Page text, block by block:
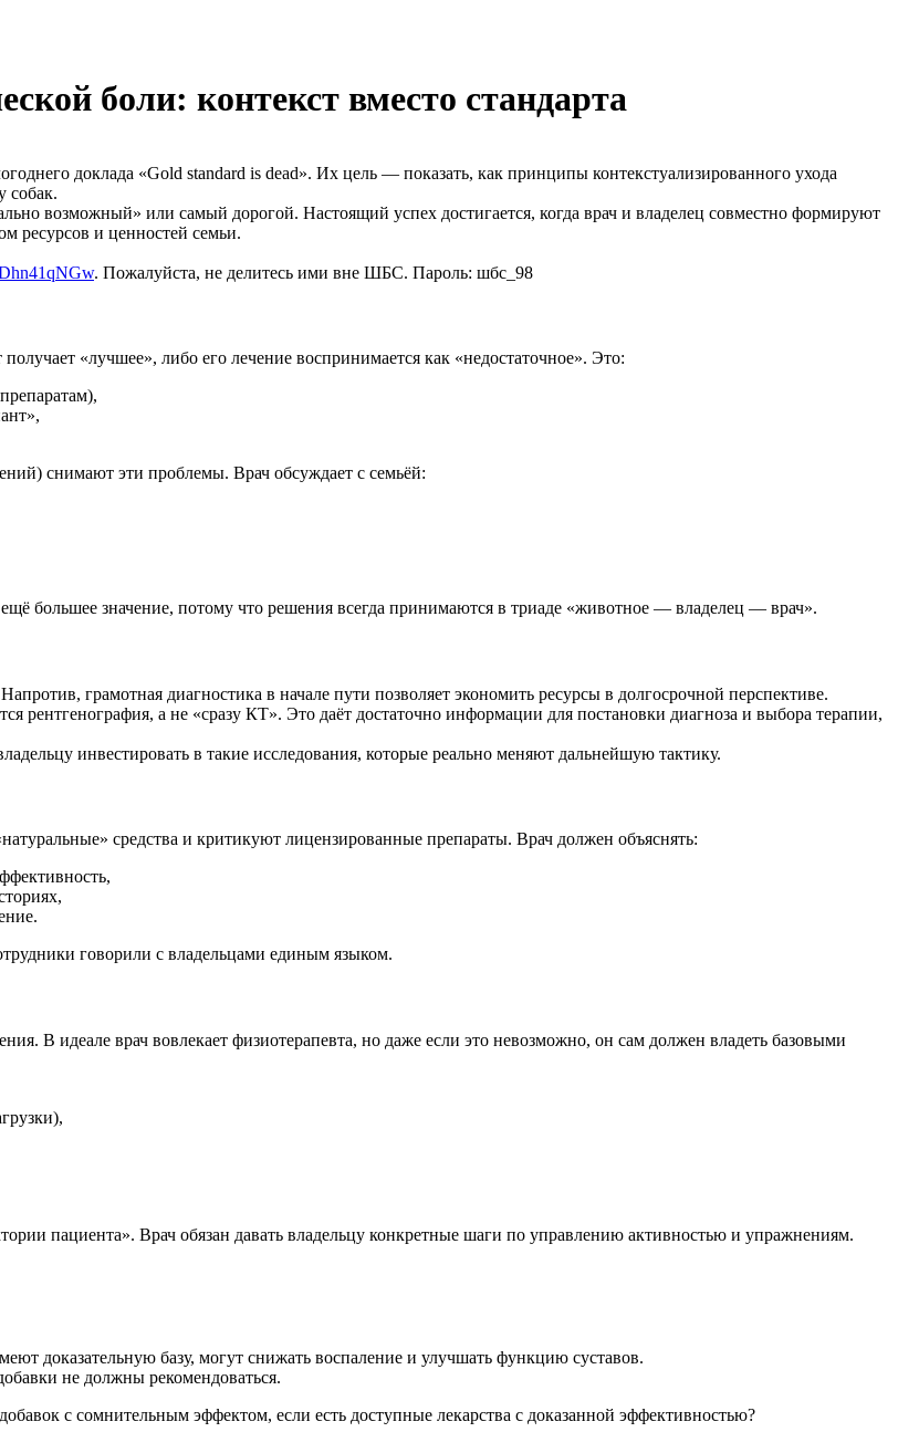
боли: контекст вместо стандарта
доклада «Gold standard is dead». Их цель — показать, как принципы контекстуализированного ухода
собак.
возможный» или самый дорогой. Настоящий успех достигается, когда врач и владелец совместно формируют
ресурсов и ценностей семьи.
. Пожалуйста, не делитесь ими вне ШБС. Пароль: шбс_98
«лучшее», либо его лечение воспринимается как «недостаточное». Это:
снимают эти проблемы. Врач обсуждает с семьёй:
большее значение, потому что решения всегда принимаются в триаде «животное — владелец — врач».
грамотная диагностика в начале пути позволяет экономить ресурсы в долгосрочной перспективе.
рентгенография, а не «сразу КТ». Это даёт достаточно информации для постановки диагноза и выбора терапии,
инвестировать в такие исследования, которые реально меняют дальнейшую тактику.
средства и критикуют лицензированные препараты. Врач должен объяснять:
говорили с владельцами единым языком.
В идеале врач вовлекает физиотерапевта, но даже если это невозможно, он сам должен владеть базовыми
пациента». Врач обязан давать владельцу конкретные шаги по управлению активностью и упражнениям.
доказательную базу, могут снижать воспаление и улучшать функцию суставов.
не должны рекомендоваться.
с сомнительным эффектом, если есть доступные лекарства с доказанной эффективностью?